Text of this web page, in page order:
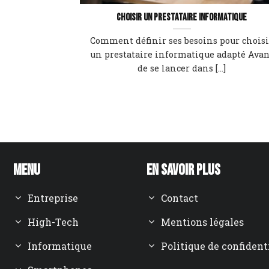
Choisir un prestataire informatique
Comment définir ses besoins pour
un prestataire informatique adapté
de se lancer dans [...]
Menu
Entreprise
High-Tech
Informatique
En savoir plus
Contact
Mentions légales
Politique de